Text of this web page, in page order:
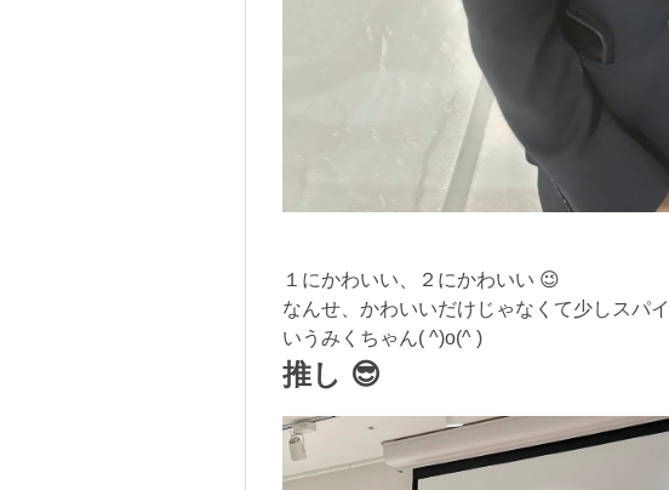
１にかわいい、２にかわいい 😉
なんせ、かわいいだけじゃなくて少しスパ
いうみくちゃん( ^)o(^ )
推し 😎